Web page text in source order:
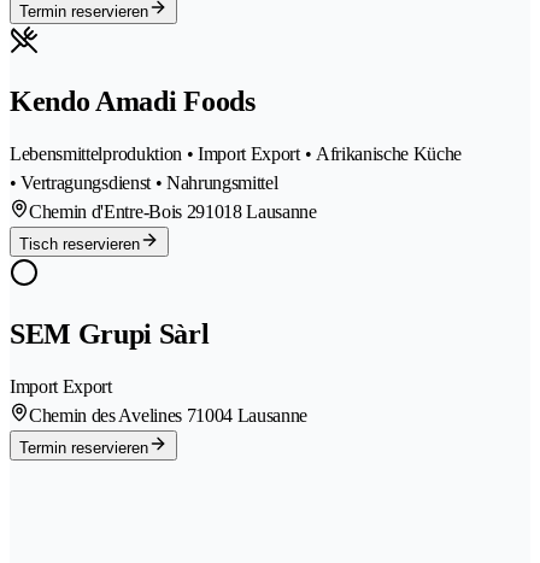
Termin reservieren
Kendo Amadi Foods
Lebensmittelproduktion • Import Export • Afrikanische Küche
• Vertragungsdienst • Nahrungsmittel
Chemin d'Entre-Bois 291018 Lausanne
Tisch reservieren
SEM Grupi Sàrl
Import Export
Chemin des Avelines 71004 Lausanne
Termin reservieren